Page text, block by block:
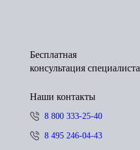
Бесплатная
консультация специалиста
Наши контакты
8 800 333-25-40
8 495 246-04-43